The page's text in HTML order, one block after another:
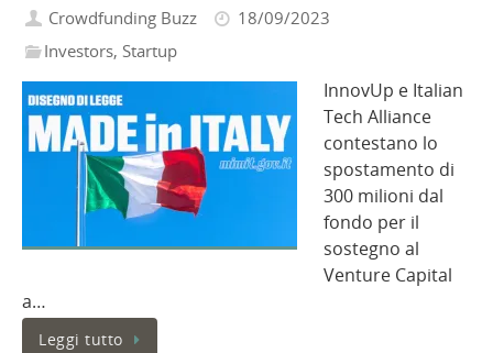
Crowdfunding Buzz
18/09/2023
Investors, Startup
InnovUp e Italian
Tech Alliance
contestano lo
spostamento di
300 milioni dal
fondo per il
sostegno al
Venture Capital
a…
Leggi tutto